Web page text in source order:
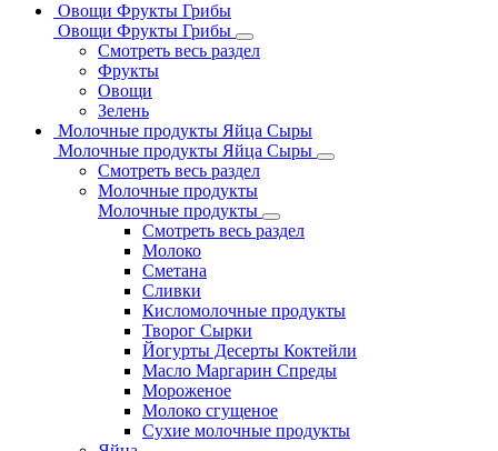
Овощи Фрукты Грибы
Овощи Фрукты Грибы
Смотреть весь раздел
Фрукты
Овощи
Зелень
Молочные продукты Яйца Сыры
Молочные продукты Яйца Сыры
Смотреть весь раздел
Молочные продукты
Молочные продукты
Смотреть весь раздел
Молоко
Сметана
Сливки
Кисломолочные продукты
Творог Сырки
Йогурты Десерты Коктейли
Масло Маргарин Спреды
Мороженое
Молоко сгущеное
Сухие молочные продукты